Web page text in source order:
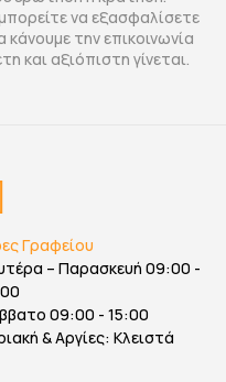
να εξασφαλίσετε
την επικοινωνία
και αξιόπιστη γίνεται.
Γραφείου
– Παρασκευή 09:00 -
09:00 - 15:00
& Αργίες: Κλειστά